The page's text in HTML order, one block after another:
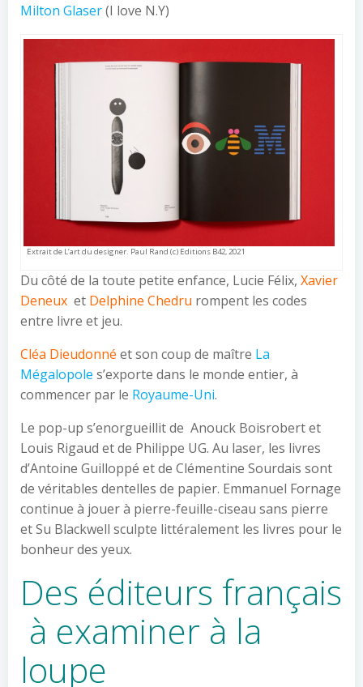
Milton Glaser(I love N.Y)
Extrait de L’art du designer. Paul Rand (c) Editions B42, 2021
Du côté de la toute petite enfance, Lucie Félix, Xavier
Deneux et Delphine Chedru rompent les codes
entre livre et jeu.
Cléa Dieudonné et son coup de maître La
Mégalopole s’exporte dans le monde entier, à
commencer par le Royaume-Uni.
Le pop-up s’enorgueillit de Anouck Boisrobert et
Louis Rigaud et de Philippe UG. Au laser, les livres
d’Antoine Guilloppé et de Clémentine Sourdais sont
de véritables dentelles de papier. Emmanuel Fornage
continue à jouer à pierre-feuille-ciseau sans pierre
et Su Blackwell sculpte littéralement les livres pour le
bonheur des yeux.
Des éditeurs français
à examiner à la
loupe